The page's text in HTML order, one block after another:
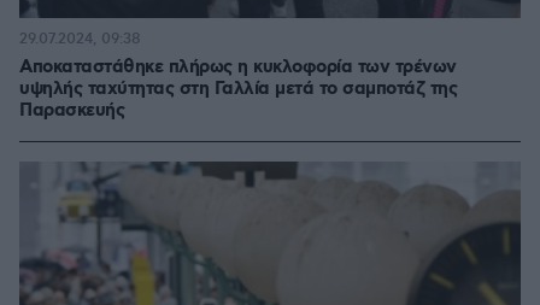
Αποκαταστάθηκε πλήρως η κυκλοφορία των τρένων
υψηλής ταχύτητας στη Γαλλία μετά το σαμποτάζ της
Παρασκευής
29.07.2024, 09:38